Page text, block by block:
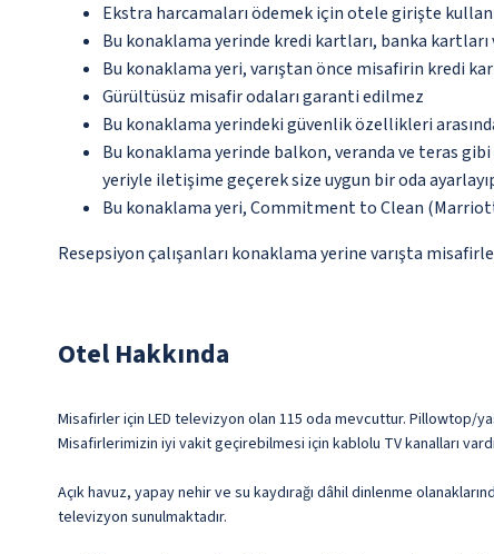
Ekstra harcamaları ödemek için otele girişte
Bu konaklama yerinde kredi kartları, banka
Bu konaklama yeri, varıştan önce misafirin kredi
Gürültüsüz misafir odaları garanti edilmez
Bu konaklama yerindeki güvenlik özellikleri
Bu konaklama yerinde balkon, veranda ve teras
yeriyle iletişime geçerek size uygun bir oda
Bu konaklama yeri, Commitment to Clean
Resepsiyon çalışanları konaklama yerine varışta
Otel Hakkında
Misafirler için LED televizyon olan 115 oda mevcuttur. Pillowtop/
Misafirlerimizin iyi vakit geçirebilmesi için kablolu TV kanalları
Açık havuz, yapay nehir ve su kaydırağı dâhil dinlenme
televizyon sunulmaktadır.